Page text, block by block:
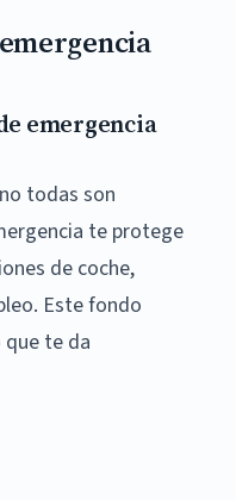
emergencia
todas son
te protege
de coche,
Este fondo
te da